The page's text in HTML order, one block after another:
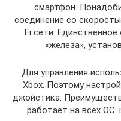
смартфон.
соединение со
Fi сети.
«железа»,
Для управления
Xbox. Поэтому
джойстика.
работает на всех ОС: